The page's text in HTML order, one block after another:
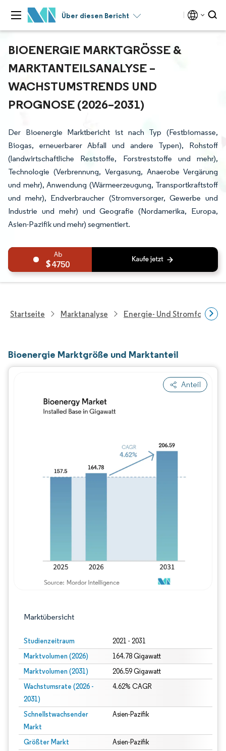
Über diesen Bericht
BIOENERGIE MARKTGRÖSSE & M
ARKTANTEILSANALYSE – W
ACHSTUMSTRENDS UND P
ROGNOSE (2026–2031)
Der Bioenergie Marktbericht ist nach Typ (Festbiomasse,
Biogas, erneuerbarer Abfall und andere Typen), Rohstoff
(landwirtschaftliche Reststoffe, Forstreststoffe und mehr),
Technologie (Verbrennung, Vergasung, Anaerobe Vergärung
und mehr), Anwendung (Wärmeerzeugung, Transportkraftstoff
und mehr), Endverbraucher (Stromversorger, Gewerbe und
Industrie und mehr) und Geografie (Nordamerika, Europa,
Asien-Pazifik und mehr) segmentiert.
4750
Startseite Marktanalyse Energie- Und
Bioenergie Marktgröße und Marktanteil
Anteil
Marktübersicht
Studienzeitraum 2021 - 2031
Marktvolumen (2026) 164.78 Gigawatt
Marktvolumen (2031) 206.59 Gigawatt
Wachstumsrate (2026 -
2031)
4.62% CAGR
Schnellstwachsender
Markt
Asien-Pazifik
Größter Markt Asien-Pazifik